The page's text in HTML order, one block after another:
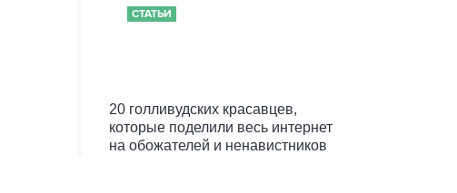
СТАТЬИ
20 голливудских красавцев,
которые поделили весь интернет
на обожателей и ненавистников